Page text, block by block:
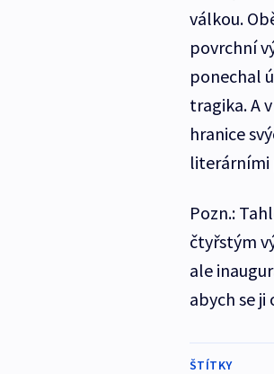
válkou.
povrchní
ponechal
tragika. A
hranice
literárními
Pozn.:
čtyřstým
ale
abych se
ŠTÍTKY